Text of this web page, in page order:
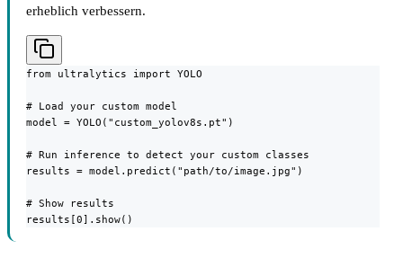
erheblich verbessern.
from ultralytics import YOLO
# Load your custom model
model = YOLO("custom_yolov8s.pt")
# Run inference to detect your custom classes
results = model.predict("path/to/image.jpg")
# Show results
results[0].show()